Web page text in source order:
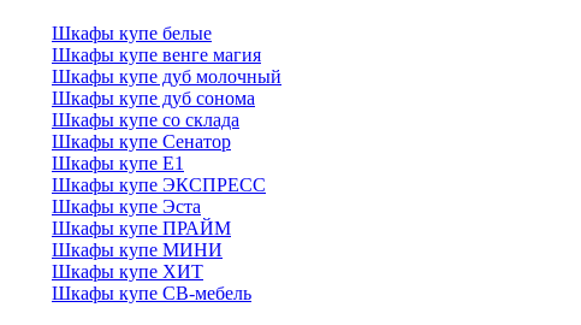
Шкафы купе белые
Шкафы купе венге магия
Шкафы купе дуб молочный
Шкафы купе дуб сонома
Шкафы купе со склада
Шкафы купе Сенатор
Шкафы купе Е1
Шкафы купе ЭКСПРЕСС
Шкафы купе Эста
Шкафы купе ПРАЙМ
Шкафы купе МИНИ
Шкафы купе ХИТ
Шкафы купе СВ-мебель